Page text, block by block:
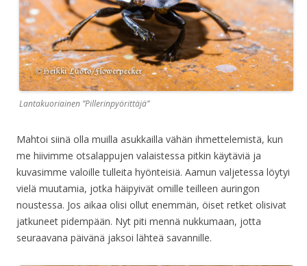
Lantakuoriainen ”Pillerinpyörittäjä”
Mahtoi siinä olla muilla asukkailla vähän ihmettelemistä, kun
me hiivimme otsalappujen valaistessa pitkin käytäviä ja
kuvasimme valoille tulleita hyönteisiä. Aamun valjetessa löytyi
vielä muutamia, jotka häipyivät omille teilleen auringon
noustessa. Jos aikaa olisi ollut enemmän, öiset retket olisivat
jatkuneet pidempään. Nyt piti mennä nukkumaan, jotta
seuraavana päivänä jaksoi lähteä savannille.